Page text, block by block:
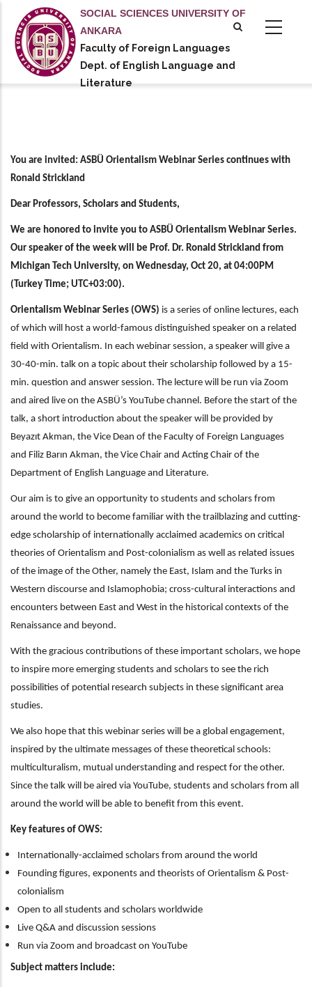
main
content
SOCIAL SCIENCES UNIVERSITY OF
ANKARA
Faculty of Foreign Languages
Dept. of English Language and
Literature
actions
You are invited: ASBÜ Orientalism Webinar Series continues with
Ronald Strickland
Dear Professors, Scholars and Students,
We are honored to invite you to ASBÜ Orientalism Webinar Series.
Our speaker of the week will be Prof. Dr. Ronald Strickland from
Michigan Tech University, on Wednesday, Oct 20, at 04:00PM
(Turkey Time; UTC+03:00).
Orientalism Webinar Series (OWS) is a series of online lectures, each
of which will host a world-famous distinguished speaker on a related
field with Orientalism. In each webinar session, a speaker will give a
30-40-min. talk on a topic about their scholarship followed by a 15-
min. question and answer session. The lecture will be run via Zoom
and aired live on the ASBÜ’s YouTube channel. Before the start of the
talk, a short introduction about the speaker will be provided by
Beyazıt Akman, the Vice Dean of the Faculty of Foreign Languages
and Filiz Barın Akman, the Vice Chair and Acting Chair of the
Department of English Language and Literature.
Our aim is to give an opportunity to students and scholars from
around the world to become familiar with the trailblazing and cutting-
edge scholarship of internationally acclaimed academics on critical
theories of Orientalism and Post-colonialism as well as related issues
of the image of the Other, namely the East, Islam and the Turks in
Western discourse and Islamophobia; cross-cultural interactions and
encounters between East and West in the historical contexts of the
Renaissance and beyond.
With the gracious contributions of these important scholars, we hope
to inspire more emerging students and scholars to see the rich
possibilities of potential research subjects in these significant area
studies.
We also hope that this webinar series will be a global engagement,
inspired by the ultimate messages of these theoretical schools:
multiculturalism, mutual understanding and respect for the other.
Since the talk will be aired via YouTube, students and scholars from all
around the world will be able to benefit from this event.
Key features of OWS:
Internationally-acclaimed scholars from around the world
Founding figures, exponents and theorists of Orientalism & Post-
colonialism
Open to all students and scholars worldwide
Live Q&A and discussion sessions
Run via Zoom and broadcast on YouTube
Subject matters include: